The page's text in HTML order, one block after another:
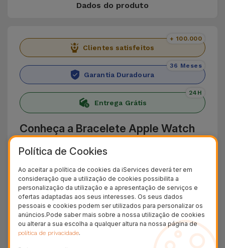
Dados do produto
Clientes satisfeitos
+ 100.000
Garantia Duradoura
36 Meses
Entrega Grátis
24H
Conheça a Bracelete Apple Watch
Desportiva da iServices que adiciona conforto e
resistência aos seus dias. Fabricada a partir de
silicone leve e flexível,adapta-se a qualquer tipo
de pulso, podendo ser usada por longos
períodos de tempo.
Política de Cookies
Ao aceitar a política de cookies da iServices deverá ter em
consideração que a utilização de cookies possibilita a
personalização da utilização e a apresentação de serviços e
ofertas adaptadas aos seus interesses. Os seus dados
pessoais e cookies podem ser utilizados para personalizar os
anúncios.Pode saber mais sobre a nossa utilização de cookies
ou alterar a sua escolha a qualquer altura na nossa página de
política de privacidade.